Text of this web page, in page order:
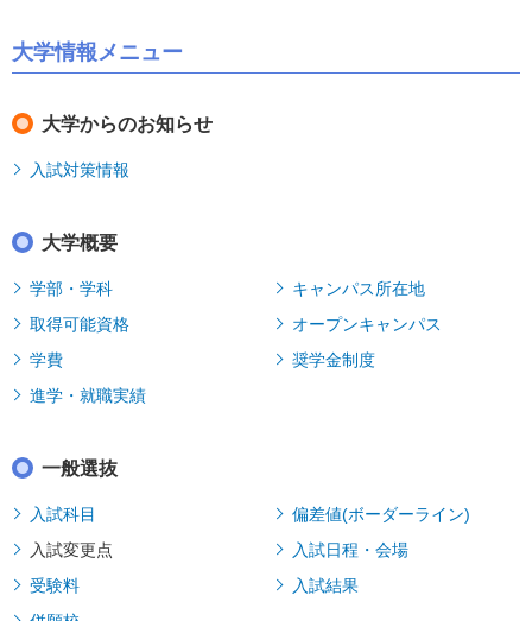
大学情報メニュー
大学からのお知らせ
入試対策情報
大学概要
学部・学科
キャンパス所在地
取得可能資格
オープンキャンパス
学費
奨学金制度
進学・就職実績
一般選抜
入試科目
偏差値(ボーダーライン)
入試変更点
入試日程・会場
受験料
入試結果